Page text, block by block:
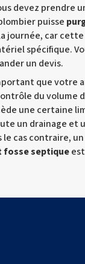
devez prendre
puisse
journée, car
spécifique.
un devis.
que votre
du volume
une certaine
un drainage et
le cas contraire,
fosse septique